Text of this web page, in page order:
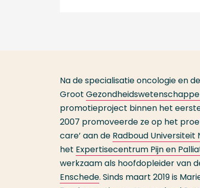
Na de specialisatie oncologie en
Groot
promotieproject binnen het
2007 promoveerde ze op het
care’ aan de Radboud Universiteit
het Expertisecentrum Pijn en
werkzaam als hoofdopleider van
Enschede. Sinds maart 2019 is